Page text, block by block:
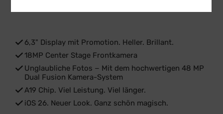
6,3" Display mit Promotion. Heller. Brillant.
18MP Center Stage Frontkamera
Unglaubliche Fotos − Mit dem hochwertigen 48 MP
Dual Fusion Kamera-System
A19 Chip. Viel Leistung. Viel länger.
iOS 26. Neuer Look. Ganz schön magisch.